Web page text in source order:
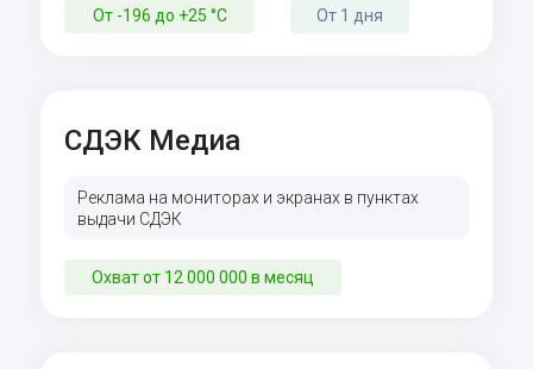
СДЭК Медиа
Реклама на мониторах и экранах в пунктах
выдачи СДЭК
Охват от 12 000 000 в месяц
От -196 до +25 °C От 1 дня